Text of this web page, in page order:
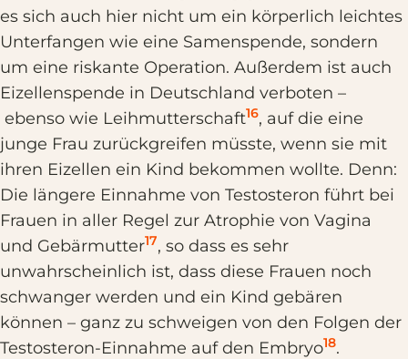
es sich auch hier nicht um ein körperlich leichtes
Unterfangen wie eine Samenspende, sondern
um eine riskante Operation. Außerdem ist auch
Eizellenspende in Deutschland verboten –
ebenso wie Leihmutterschaft16, auf die eine
junge Frau zurückgreifen müsste, wenn sie mit
ihren Eizellen ein Kind bekommen wollte. Denn:
Die längere Einnahme von Testosteron führt bei
Frauen in aller Regel zur Atrophie von Vagina
und Gebärmutter17, so dass es sehr
unwahrscheinlich ist, dass diese Frauen noch
schwanger werden und ein Kind gebären
können – ganz zu schweigen von den Folgen der
Testosteron-Einnahme auf den Embryo18.